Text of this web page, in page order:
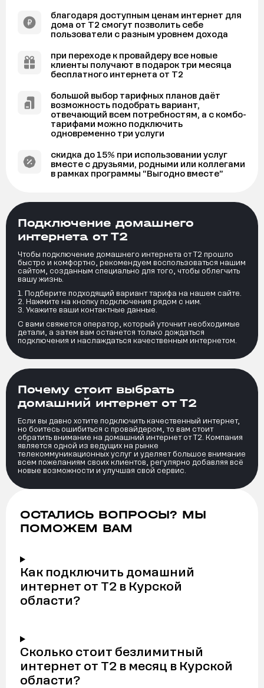
Подключение домашнего
интернета от Т2
Чтобы подключение домашнего интернета от Т2 прошло
быстро и комфортно, рекомендуем воспользоваться нашим
сайтом, созданным специально для того, чтобы облегчить
вашу жизнь.
Подберите подходящий вариант тарифа на нашем сайте.
Нажмите на кнопку подключения рядом с ним.
Укажите ваши контактные данные.
С вами свяжется оператор, который уточнит необходимые
детали, а затем вам останется только дождаться
подключения и наслаждаться качественным интернетом.
Почему стоит выбрать
домашний интернет от Т2
Если вы давно хотите подключить качественный интернет,
но боитесь ошибиться с провайдером, то вам стоит
обратить внимание на домашний интернет от Т2. Компания
является одной из ведущих на рынке
телекоммуникационных услуг и уделяет большое внимание
всем пожеланиям своих клиентов, регулярно добавляя всё
новые возможности и улучшая свой сервис.
благодаря доступным ценам интернет для
дома от Т2 смогут позволить себе
пользователи с разным уровнем дохода
при переходе к провайдеру все новые
клиенты получают в подарок три месяца
бесплатного интернета от Т2
большой выбор тарифных планов даёт
возможность подобрать вариант,
отвечающий всем потребностям, а с комбо-
тарифами можно подключить
одновременно три услуги
скидка до 15% при использовании услуг
вместе с друзьями, родными или коллегами
в рамках программы “Выгодно вместе”
ОСТАЛИСЬ ВОПРОСЫ? МЫ
ПОМОЖЕМ ВАМ
Как подключить домашний
интернет от Т2 в Курской
области?
Сколько стоит безлимитный
интернет от Т2 в месяц в Курской
области?